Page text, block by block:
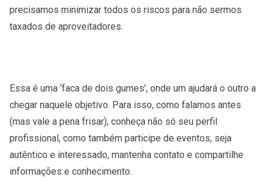
precisamos minimizar todos os riscos para não sermos
taxados de aproveitadores.
Essa é uma ‘faca de dois gumes’, onde um ajudará o outro a
chegar naquele objetivo. Para isso, como falamos antes
(mas vale a pena frisar), conheça não só seu perfil
profissional, como também participe de eventos, seja
autêntico e interessado, mantenha contato e compartilhe
informações e conhecimento.